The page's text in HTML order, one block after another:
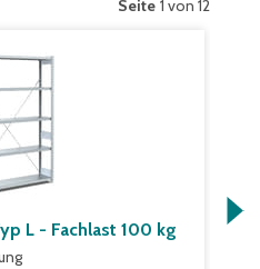
Seite 1 von 12
L - Fachlast 100 kg